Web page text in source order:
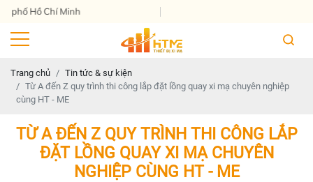
Minh
Trang chủ
Tin tức & sự kiện
Từ A đến Z quy trình thi công lắp đặt lồng quay xi mạ chuyên nghiệp
cùng HT - ME
TỪ A ĐẾN Z QUY TRÌNH THI CÔNG LẮP
ĐẶT LỒNG QUAY XI MẠ CHUYÊN
NGHIỆP CÙNG HT - ME